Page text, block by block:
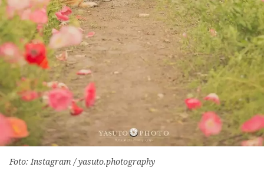
Foto: Instagram / yasuto.photography